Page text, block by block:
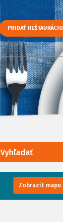
PRIDAŤ REŠTAURÁCIU
Vyhľadať
Zobrazit mapu